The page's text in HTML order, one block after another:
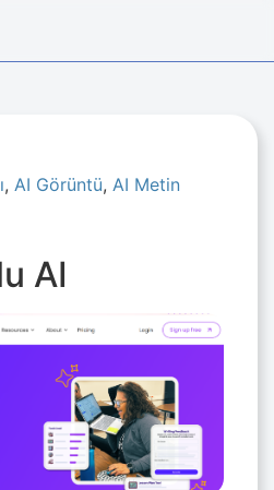
, AI Görüntü, AI Metin
AI